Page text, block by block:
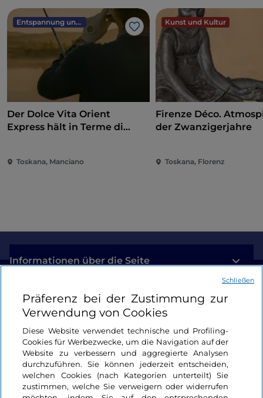
Entspannung und Wellness
Like
Der Dolce Vita Orient
Express hält in Terme di
Toskana, Manciano
Kunst und Kultur
Firenze Déco.
der Zwanzigerjahre
Toskana, Florenz
Informationen über die Seite
Nützliche Links
Login
Bleiben wir in Kontakt
Präferenz bei der Zustimmung zur
Verwendung von Cookies
Diese Website verwendet technische und Profiling-
Cookies für Werbezwecke, um die Navigation auf der
Website zu verbessern und aggregierte Analysen
durchzuführen. Sie können jederzeit entscheiden,
welchen Cookies (nach Kategorien unterteilt) Sie
zustimmen, welche Sie verweigern oder widerrufen
Schließen